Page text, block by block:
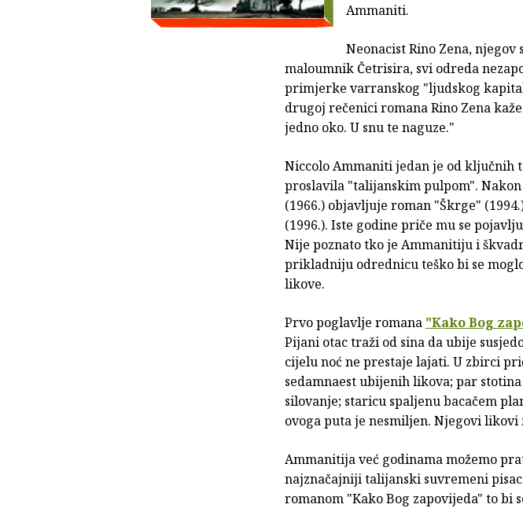
Ammaniti.
Neonacist Rino Zena,
maloumnik Četrisira, svi odreda
primjerke varranskog "ljudskog
drugoj rečenici romana Rino Zena
jedno oko. U snu te naguze."
Niccolo Ammaniti jedan je od ključnih
proslavila "talijanskim pulpom".
(1966.) objavljuje roman "Škrge"
(1996.). Iste godine priče mu se
Nije poznato tko je Ammanitiju i
prikladniju odrednicu teško bi se
likove.
Prvo poglavlje romana "Kako Bog
Pijani otac traži od sina da ubije
cijelu noć ne prestaje lajati. U zbirci
sedamnaest ubijenih likova; par
silovanje; staricu spaljenu bacačem
ovoga puta je nesmiljen. Njegovi
Ammanitija već godinama možemo
najznačajniji talijanski suvremeni
romanom "Kako Bog zapovijeda" to bi